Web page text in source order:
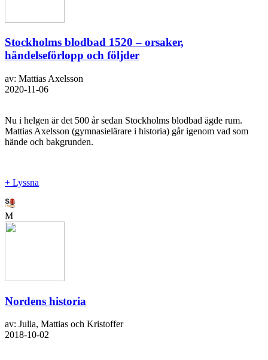
Stockholms blodbad 1520 – orsaker,
händelseförlopp och följder
av: Mattias Axelsson
2020-11-06
Nu i helgen är det 500 år sedan Stockholms blodbad ägde rum.
Mattias Axelsson (gymnasielärare i historia) går igenom vad som
hände och bakgrunden.
+ Lyssna
M
Nordens historia
av: Julia, Mattias och Kristoffer
2018-10-02